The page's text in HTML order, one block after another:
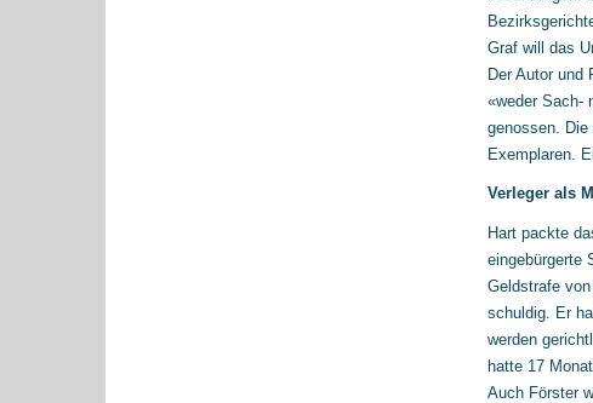
Graf will das
Der Autor und
«weder Sach-
genossen. Die
Exemplaren.
Verleger als
Hart packte
eingebürgerte
Geldstrafe
schuldig. Er
werden
hatte 17
Auch Förster